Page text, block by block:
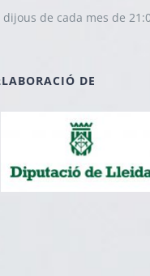
de cada mes de
DE